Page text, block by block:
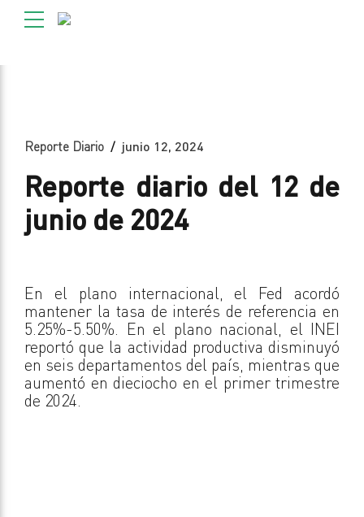
Reporte Diario junio 12, 2024
Reporte diario del 12 de
junio de 2024
En el plano internacional, el Fed acordó
mantener la tasa de interés de referencia en
5.25%-5.50%. En el plano nacional, el INEI
reportó que la actividad productiva disminuyó
en seis departamentos del país, mientras que
aumentó en dieciocho en el primer trimestre
de 2024.